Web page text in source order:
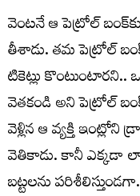
వెంటనే ఆ పెట్రోల్
తీశాడు. తమ పెట్రోల్
టికెట్లు
వెతకండి అని పెట్రోల్
వెళ్లిన ఆ వ్యక్తి ఇంట్లోని
వెతికాడు. కానీ ఎక్కడా
బట్టలను